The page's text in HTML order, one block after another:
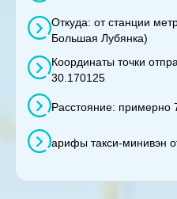
Откуда: от станции
Большая Лубянка)
Координаты точки
30.170125
Расстояние: примерно
арифы такси-минивэн